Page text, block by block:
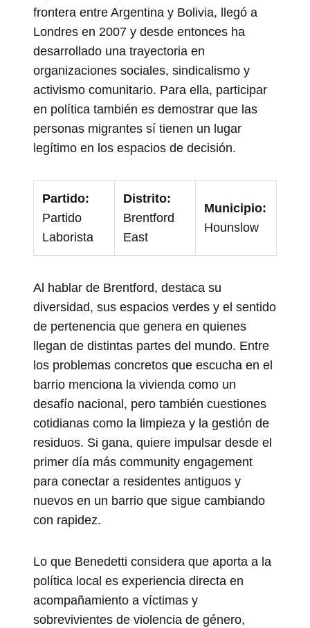
frontera entre Argentina y Bolivia, llegó a
Londres en 2007 y desde entonces ha
desarrollado una trayectoria en
organizaciones sociales, sindicalismo y
activismo comunitario. Para ella, participar
en política también es demostrar que las
personas migrantes sí tienen un lugar
legítimo en los espacios de decisión.
Partido:
Partido
Laborista
Distrito:
Brentford
East
Municipio:
Hounslow
Al hablar de Brentford, destaca su
diversidad, sus espacios verdes y el sentido
de pertenencia que genera en quienes
llegan de distintas partes del mundo. Entre
los problemas concretos que escucha en el
barrio menciona la vivienda como un
desafío nacional, pero también cuestiones
cotidianas como la limpieza y la gestión de
residuos. Si gana, quiere impulsar desde el
primer día más community engagement
para conectar a residentes antiguos y
nuevos en un barrio que sigue cambiando
con rapidez.
Lo que Benedetti considera que aporta a la
política local es experiencia directa en
acompañamiento a víctimas y
sobrevivientes de violencia de género,